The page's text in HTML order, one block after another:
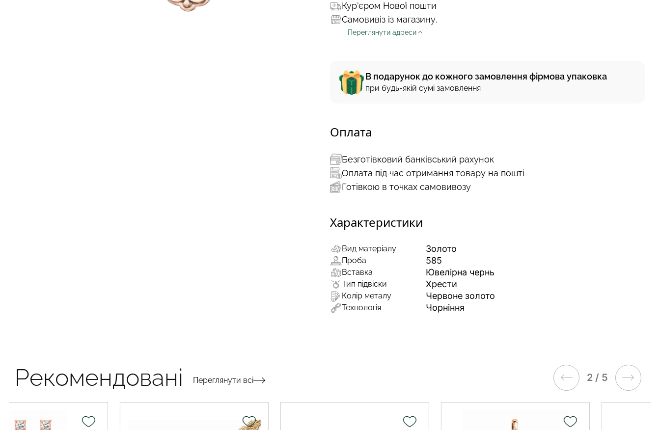
Кур’єром Нової пошти
Самовивіз із магазину.
Переглянути адреси
В подарунок до кожного замовлення фірмова упаковка
при будь-якій сумі замовлення
Оплата
Безготівковий банківський рахунок
Оплата під час отримання товару на пошті
Готівкою в точках самовивозу
Характеристики
Вид матеріалу Золото
Проба 585
Вставка Ювелірна чернь
Тип підвіски Хрести
Колір металу Червоне золото
Технологія Чорніння
Рекомендовані Переглянути всі 3 / 5